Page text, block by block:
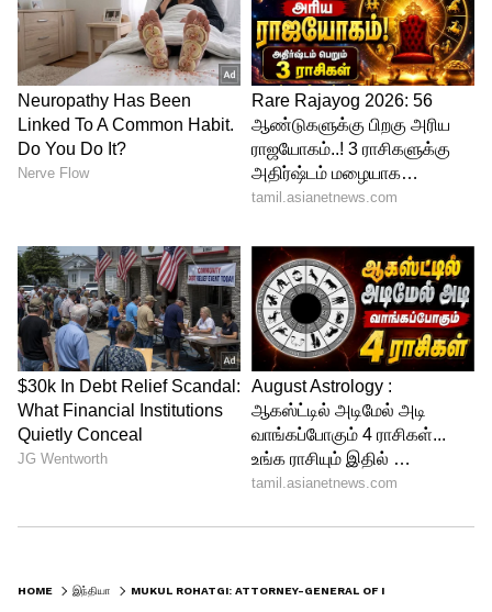
HOME இந்தியா